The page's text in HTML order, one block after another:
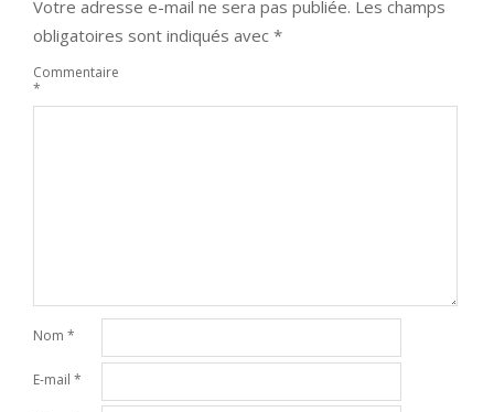
Votre adresse e-mail ne sera pas publiée. Les champs
obligatoires sont indiqués avec *
Commentaire
*
Nom *
E-mail *